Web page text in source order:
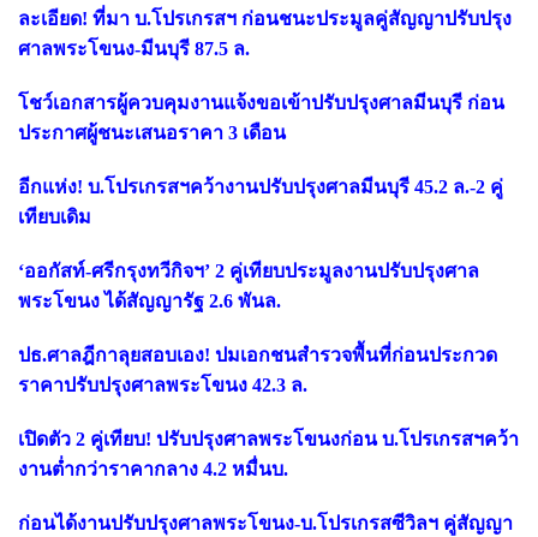
ละเอียด! ที่มา บ.โปรเกรสฯ ก่อนชนะประมูลคู่สัญญาปรับปรุง
ศาลพระโขนง-มีนบุรี 87.5 ล.
โชว์เอกสารผู้ควบคุมงานแจ้งขอเข้าปรับปรุงศาลมีนบุรี ก่อน
ประกาศผู้ชนะเสนอราคา 3 เดือน
อีกแห่ง! บ.โปรเกรสฯคว้างานปรับปรุงศาลมีนบุรี 45.2 ล.-2 คู่
เทียบเดิม
‘ออกัสท์-ศรีกรุงทวีกิจฯ’ 2 คู่เทียบประมูลงานปรับปรุงศาล
พระโขนง ได้สัญญารัฐ 2.6 พันล.
ปธ.ศาลฎีกาลุยสอบเอง! ปมเอกชนสำรวจพื้นที่ก่อนประกวด
ราคาปรับปรุงศาลพระโขนง 42.3 ล.
เปิดตัว 2 คู่เทียบ! ปรับปรุงศาลพระโขนงก่อน บ.โปรเกรสฯคว้า
งานต่ำกว่าราคากลาง 4.2 หมื่นบ.
ก่อนได้งานปรับปรุงศาลพระโขนง-บ.โปรเกรสซีวิลฯ คู่สัญญา